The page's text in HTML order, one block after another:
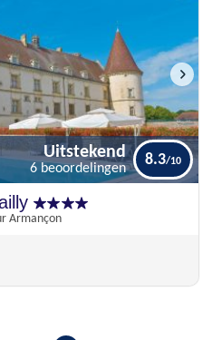
Uitstekend
6 beoordelingen
Armançon
Uitstekend
6 beoordelingen
8.3